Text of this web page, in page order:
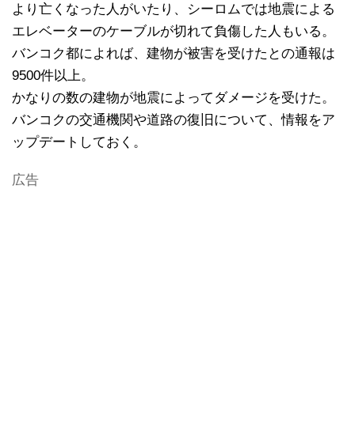
より亡くなった人がいたり、シーロムでは地震による
エレベーターのケーブルが切れて負傷した人もいる。
バンコク都によれば、建物が被害を受けたとの通報は
9500件以上。
かなりの数の建物が地震によってダメージを受けた。
バンコクの交通機関や道路の復旧について、情報をア
ップデートしておく。
広告